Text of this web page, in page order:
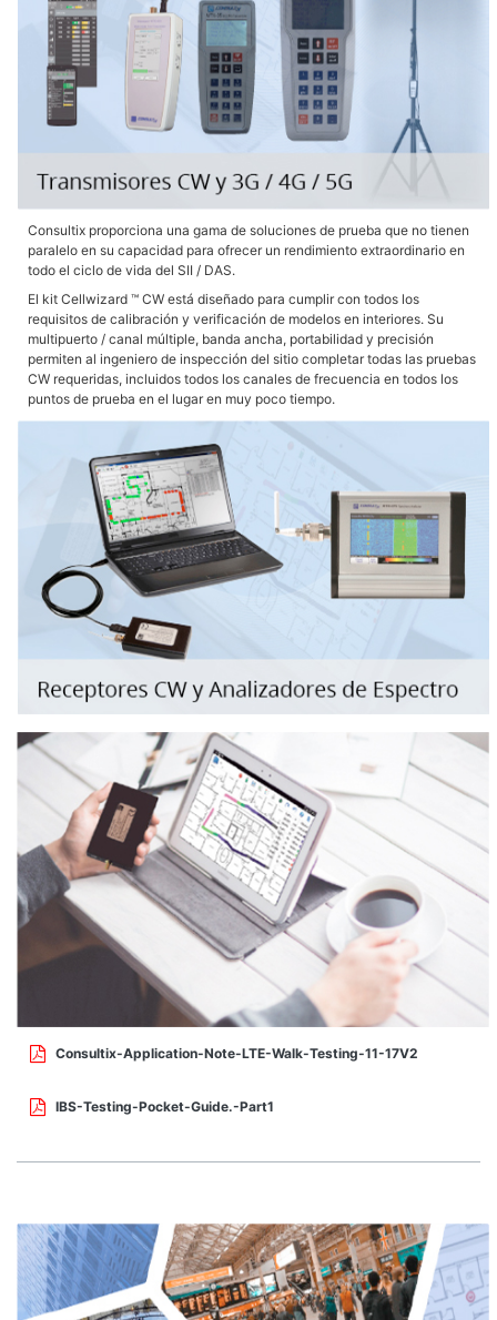
Consultix proporciona una gama de soluciones de prueba que no tienen
paralelo en su capacidad para ofrecer un rendimiento extraordinario en
todo el ciclo de vida del SII / DAS.
El kit Cellwizard ™ CW está diseñado para cumplir con todos los
requisitos de calibración y verificación de modelos en interiores. Su
multipuerto / canal múltiple, banda ancha, portabilidad y precisión
permiten al ingeniero de inspección del sitio completar todas las pruebas
CW requeridas, incluidos todos los canales de frecuencia en todos los
puntos de prueba en el lugar en muy poco tiempo.
Consultix-Application-Note-LTE-Walk-Testing-11-17V2
IBS-Testing-Pocket-Guide.-Part1